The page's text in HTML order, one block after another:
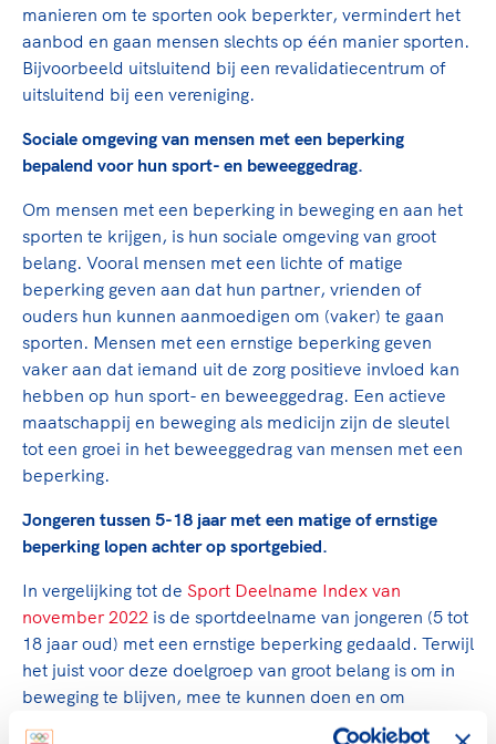
manieren om te sporten ook beperkter, vermindert het
aanbod en gaan mensen slechts op één manier sporten.
Bijvoorbeeld uitsluitend bij een revalidatiecentrum of
uitsluitend bij een vereniging.
Sociale omgeving van mensen met een beperking
bepalend voor hun sport- en beweeggedrag.
Om mensen met een beperking in beweging en aan het
sporten te krijgen, is hun sociale omgeving van groot
belang. Vooral mensen met een lichte of matige
beperking geven aan dat hun partner, vrienden of
ouders hun kunnen aanmoedigen om (vaker) te gaan
sporten. Mensen met een ernstige beperking geven
vaker aan dat iemand uit de zorg positieve invloed kan
hebben op hun sport- en beweeggedrag. Een actieve
maatschappij en beweging als medicijn zijn de sleutel
tot een groei in het beweeggedrag van mensen met een
beperking.
Jongeren tussen 5-18 jaar met een matige of ernstige
beperking lopen achter op sportgebied.
In vergelijking tot de Sport Deelname Index van
november 2022 is de sportdeelname van jongeren (5 tot
18 jaar oud) met een ernstige beperking gedaald. Terwijl
het juist voor deze doelgroep van groot belang is om in
beweging te blijven, mee te kunnen doen en om
onderdeel te zijn van de samenleving.